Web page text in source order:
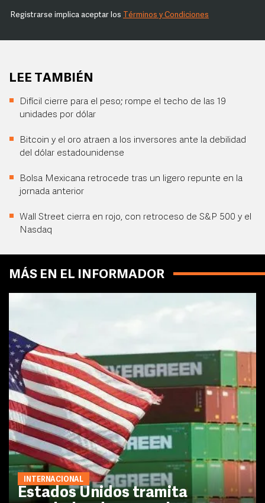
Registrarse implica aceptar los Términos y Condiciones
LEE TAMBIÉN
Difícil cierre para el peso; rompe el techo de las 19
unidades por dólar
Bitcoin y el oro atraen a los inversores ante la debilidad
del dólar estadounidense
Bolsa Mexicana retrocede tras un ligero repunte en la
jornada anterior
Wall Street cierra en rojo, con retroceso de S&P 500 y el
Nasdaq
MÁS EN EL INFORMADOR
INTERNACIONAL
Estados Unidos tramita